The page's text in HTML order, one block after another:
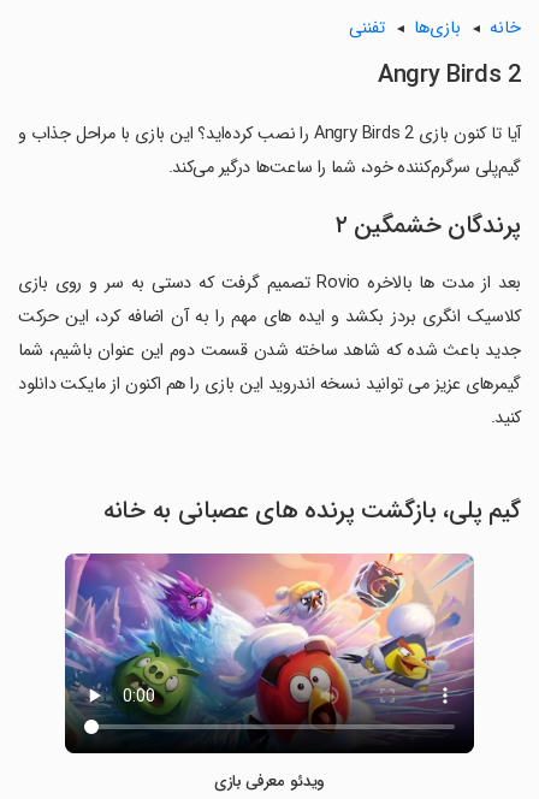
خانه بازی‌ها تفننی
Angry Birds 2
آیا تا کنون بازی Angry Birds 2 را نصب کرده‌اید؟ این بازی با مراحل جذاب و
گیم‌پلی سرگرم‌کننده خود، شما را ساعت‌ها درگیر می‌کند.
پرندگان خشمگین ۲
بعد از مدت ها بالاخره Rovio تصمیم گرفت که دستی به سر و روی بازی
کلاسیک انگری بردز بکشد و ایده های مهم را به آن اضافه کرد، این حرکت
جدید باعث شده که شاهد ساخته شدن قسمت دوم این عنوان باشیم، شما
گیمرهای عزیز می توانید نسخه اندروید این بازی را هم اکنون از مایکت دانلود
کنید.
گیم پلی، بازگشت پرنده های عصبانی به خانه
ویدئو معرفی بازی